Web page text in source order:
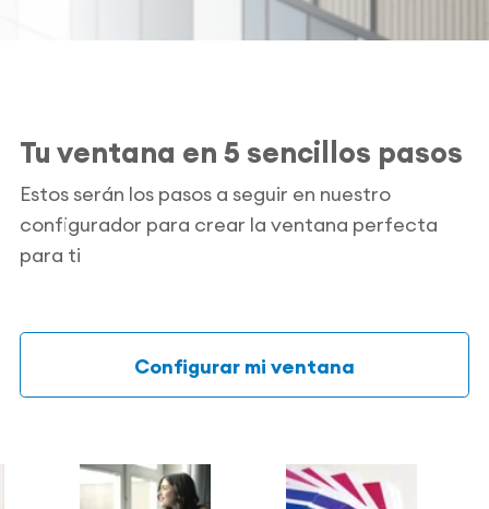
Tu ventana en 5 sencillos pasos
Estos serán los pasos a seguir en nuestro
configurador para crear la ventana perfecta
para ti
Configurar mi ventana